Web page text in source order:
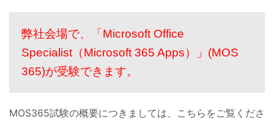
弊社会場で、「Microsoft Office
Specialist（Microsoft 365 Apps）」(MOS
365)が受験できます。
MOS365試験の概要につきましては、こちらをご覧くださ